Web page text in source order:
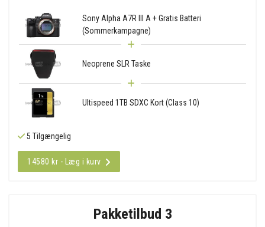
Sony Alpha A7R III A + Gratis Batteri
(Sommerkampagne)
Neoprene SLR Taske
Ultispeed 1TB SDXC Kort (Class 10)
5 Tilgængelig
14580 kr - Læg i kurv
Pakketilbud 3